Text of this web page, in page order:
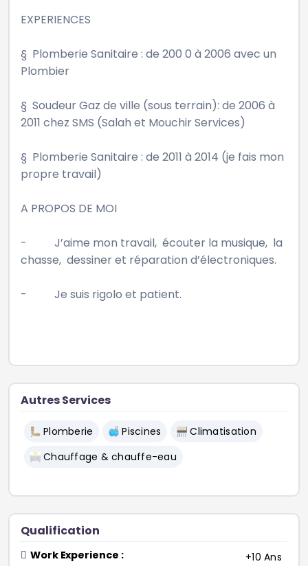
EXPERIENCES
§  Plomberie Sanitaire : de 200 0 à 2006 avec un
Plombier
§  Soudeur Gaz de ville (sous terrain): de 2006 à
2011 chez SMS (Salah et Mouchir Services)
§  Plomberie Sanitaire : de 2011 à 2014 (je fais mon
propre travail)
A PROPOS DE MOI
-          J’aime mon travail,  écouter la musique,  la
chasse,  dessiner et réparation d’électroniques.
-          Je suis rigolo et patient.
Autres Services
Plomberie Piscines
Climatisation
Chauffage & chauffe-eau
Qualification
Work Experience :
+10 Ans